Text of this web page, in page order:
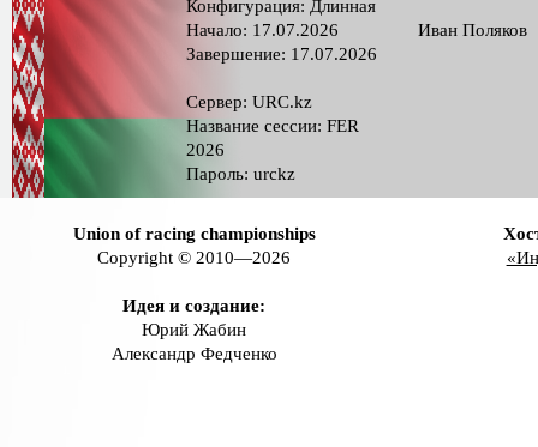
Конфигурация: Длинная
Начало: 17.07.2026
Завершение: 17.07.2026
Сервер: URC.kz
Название сессии: FER
2026
Пароль: urckz
Иван Поляков
Union of racing championships
Copyright © 2010—2026
Идея и создание:
Юрий Жабин
Александр Федченко